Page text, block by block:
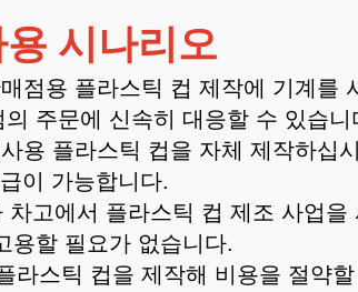
시나리오
점용 플라스틱 컵 제작에 기계를
주문에 신속히 대응할 수 있습니
용 플라스틱 컵을 자체 제작하십
이 가능합니다.
고에서 플라스틱 컵 제조 사업
용할 필요가 없습니다.
스틱 컵을 제작해 비용을 절약